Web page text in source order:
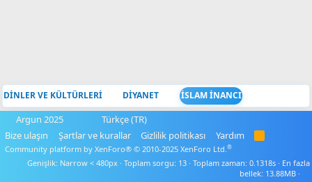
DİNLER VE KÜLTÜRLERİ DİYANET İSLAM İNANCI
Argun 2025
Türkçe (TR)
Bize ulaşın
Şartlar ve kurallar Gizlilik politikası Yardım
R
Community platform by XenForo® © 2010-2025 XenForo Ltd.®
Genişlik Toplam sorgu 13 Toplam zaman 0.1318s
En fazla
bellek 13.88MB